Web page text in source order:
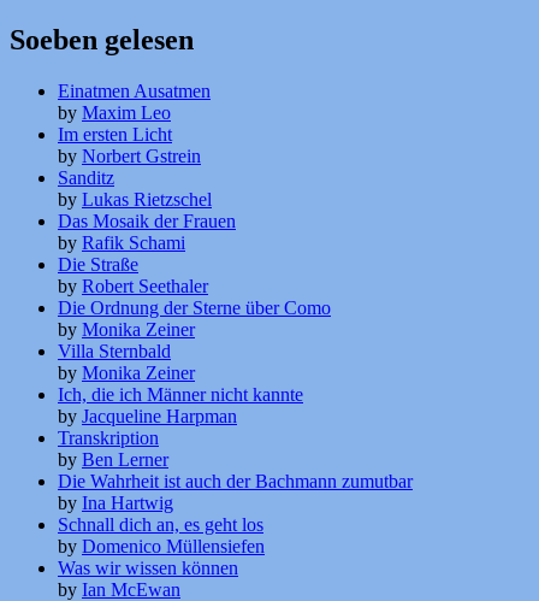
Soeben gelesen
Einatmen Ausatmen
by Maxim Leo
Im ersten Licht
by Norbert Gstrein
Sanditz
by Lukas Rietzschel
Das Mosaik der Frauen
by Rafik Schami
Die Straße
by Robert Seethaler
Die Ordnung der Sterne über Como
by Monika Zeiner
Villa Sternbald
by Monika Zeiner
Ich, die ich Männer nicht kannte
by Jacqueline Harpman
Transkription
by Ben Lerner
Die Wahrheit ist auch der Bachmann zumutbar
by Ina Hartwig
Schnall dich an, es geht los
by Domenico Müllensiefen
Was wir wissen können
by Ian McEwan